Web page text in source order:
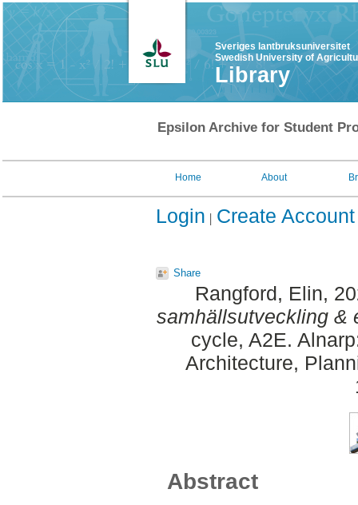
Sveriges lantbruksuniversitet
Swedish University of
Library
Epsilon Archive for Student
Home About
Login Create Account
Share
Rangford, Elin,
samhällsutveckling &
cycle, A2E.
Architecture,
Abstract